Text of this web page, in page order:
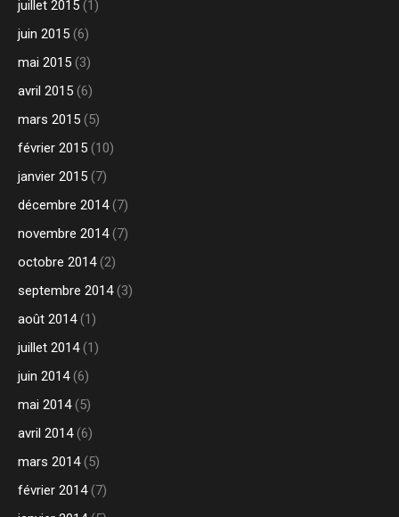
juillet 2015 (1)
juin 2015 (6)
mai 2015 (3)
avril 2015 (6)
mars 2015 (5)
février 2015 (10)
janvier 2015 (7)
décembre 2014(7)
novembre 2014(7)
octobre 2014(2)
septembre 2014(3)
août 2014(1)
juillet 2014(1)
juin 2014(6)
mai 2014(5)
avril 2014(6)
mars 2014(5)
février 2014(7)